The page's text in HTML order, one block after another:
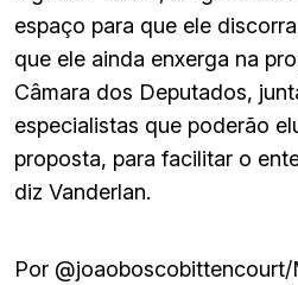
espaço para que ele
que ele ainda enxerga na
Câmara dos Deputados,
especialistas que poderão
proposta, para facilitar o
diz Vanderlan.
Por @joaoboscobittencourt/